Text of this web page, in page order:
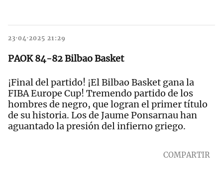
23·04·2025 21:29
PAOK 84-82 Bilbao Basket
¡Final del partido! ¡El Bilbao Basket gana la
FIBA Europe Cup! Tremendo partido de los
hombres de negro, que logran el primer título
de su historia. Los de Jaume Ponsarnau han
aguantado la presión del infierno griego.
COMPARTIR